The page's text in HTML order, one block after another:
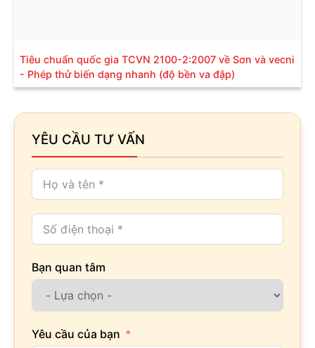
Tiêu chuẩn quốc gia TCVN 2100-2:2007 về Sơn và vecni
- Phép thử biến dạng nhanh (độ bền va đập)
YÊU CẦU TƯ VẤN
Bạn quan tâm
Yêu cầu của bạn